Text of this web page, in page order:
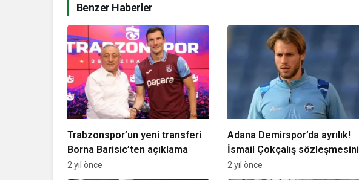
Benzer Haberler
Trabzonspor’un yeni transferi
Borna Barisic’ten açıklama
2 yıl önce
Adana Demirspor’da ayrılık!
İsmail Çokçalış sözleşmesini
feshetti
2 yıl önce